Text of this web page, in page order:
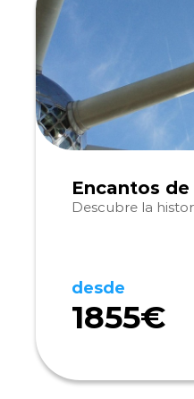
Encantos
Descubre la
desde
1855€